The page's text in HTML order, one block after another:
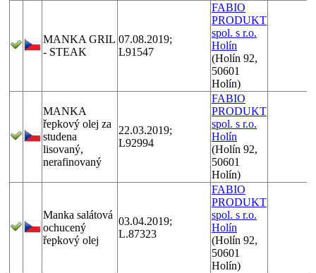
MANKA GRIL
- STEAK
07.08.2019;
L91547
FABIO
PRODUKT
spol. s r.o.
Holín
(Holín 92,
50601
Holín)
MANKA
řepkový olej za
studena
lisovaný,
nerafinovaný
22.03.2019;
L92994
FABIO
PRODUKT
spol. s r.o.
Holín
(Holín 92,
50601
Holín)
Manka salátová
ochucený
řepkový olej
03.04.2019;
L.87323
FABIO
PRODUKT
spol. s r.o.
Holín
(Holín 92,
50601
Holín)